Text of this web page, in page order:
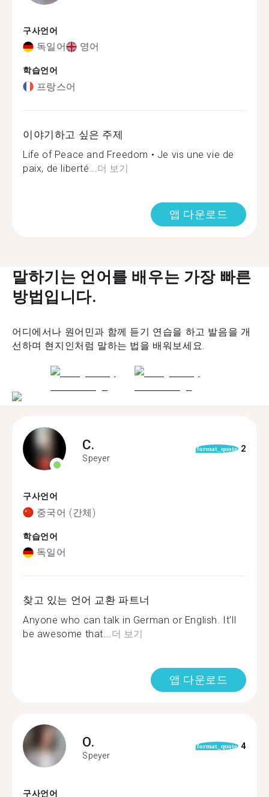
구사언어
독일어 영어
학습언어
프랑스어
이야기하고 싶은 주제
Life of Peace and Freedom • Je vis une vie de
paix, de liberté... 더 보기
앱 다운로드
말하기는 언어를 배우는 가장 빠른
방법입니다.
어디에서나 원어민과 함께 듣기 연습을 하고 발음을 개
선하며 현지인처럼 말하는 법을 배워보세요.
C.
Speyer
format_quote 2
구사언어
중국어 (간체)
학습언어
독일어
찾고 있는 언어 교환 파트너
Anyone who can talk in German or English. It'll
be awesome that...더 보기
앱 다운로드
O.
Speyer
format_quote 4
구사언어